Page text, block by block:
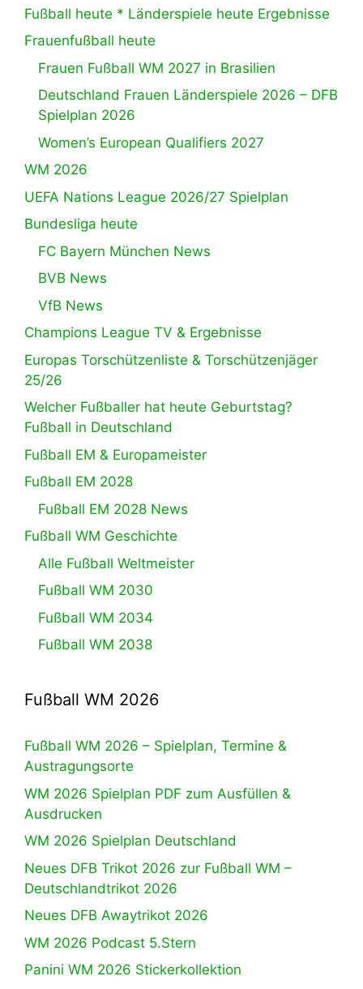
Fußball heute * Länderspiele heute Ergebnisse
Frauenfußball heute
Frauen Fußball WM 2027 in Brasilien
Deutschland Frauen Länderspiele 2026 – DFB
Spielplan 2026
Women’s European Qualifiers 2027
WM 2026
UEFA Nations League 2026/27 Spielplan
Bundesliga heute
FC Bayern München News
BVB News
VfB News
Champions League TV & Ergebnisse
Europas Torschützenliste & Torschützenjäger
25/26
Welcher Fußballer hat heute Geburtstag?
Fußball in Deutschland
Fußball EM & Europameister
Fußball EM 2028
Fußball EM 2028 News
Fußball WM Geschichte
Alle Fußball Weltmeister
Fußball WM 2030
Fußball WM 2034
Fußball WM 2038
Fußball WM 2026
Fußball WM 2026 – Spielplan, Termine &
Austragungsorte
WM 2026 Spielplan PDF zum Ausfüllen &
Ausdrucken
WM 2026 Spielplan Deutschland
Neues DFB Trikot 2026 zur Fußball WM –
Deutschlandtrikot 2026
Neues DFB Awaytrikot 2026
WM 2026 Podcast 5.Stern
Panini WM 2026 Stickerkollektion